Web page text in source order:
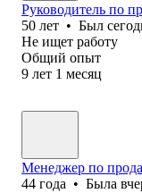
Руководитель по
50 лет • Был
Не ищет работу
Общий опыт
9 лет 1 месяц
Менеджер по
44 года • Была